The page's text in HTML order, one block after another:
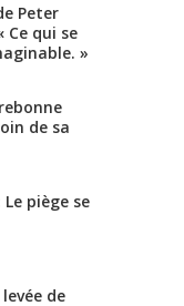
Peter
Ce qui se
»
de sa
piège se
de